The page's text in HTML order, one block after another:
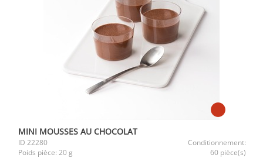
MINI MOUSSES AU CHOCOLAT
ID 22280
Conditionnement:
Poids pièce: 20 g 60 pièce(s)